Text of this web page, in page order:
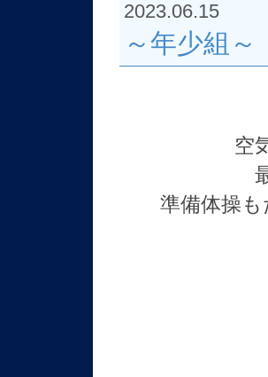
2023.06.15
～年少組～
空
準備体操